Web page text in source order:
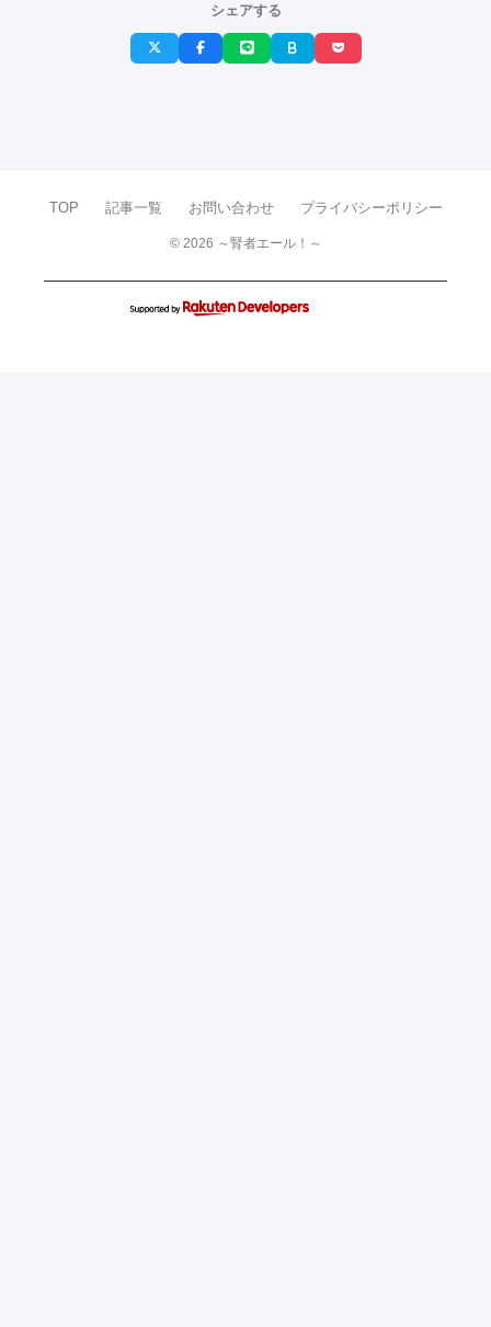
シェアする
TOP 記事一覧 お問い合わせ プライバシーポリシー
© 2026 ～腎者エール！～